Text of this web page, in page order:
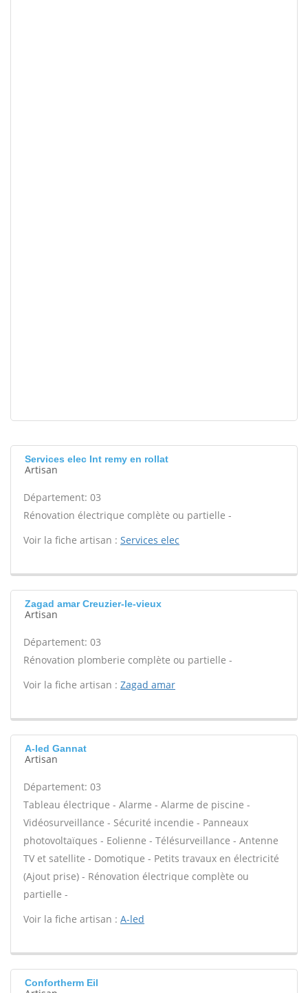
Services elec Int remy en rollat
Artisan
Département: 03
Rénovation électrique complète ou partielle -
Voir la fiche artisan : Services elec
Zagad amar Creuzier-le-vieux
Artisan
Département: 03
Rénovation plomberie complète ou partielle -
Voir la fiche artisan : Zagad amar
A-led Gannat
Artisan
Département: 03
Tableau électrique - Alarme - Alarme de piscine -
Vidéosurveillance - Sécurité incendie - Panneaux
photovoltaïques - Eolienne - Télésurveillance - Antenne
TV et satellite - Domotique - Petits travaux en électricité
(Ajout prise) - Rénovation électrique complète ou
partielle -
Voir la fiche artisan : A-led
Confortherm Eil